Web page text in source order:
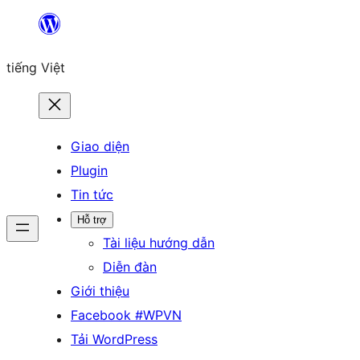
Chuyển
phần
tiếng Việt
Giao diện
Plugin
Tin tức
Hỗ trợ
Tài liệu hướng dẫn
Diễn đàn
Giới thiệu
Facebook #WPVN
Tải WordPress